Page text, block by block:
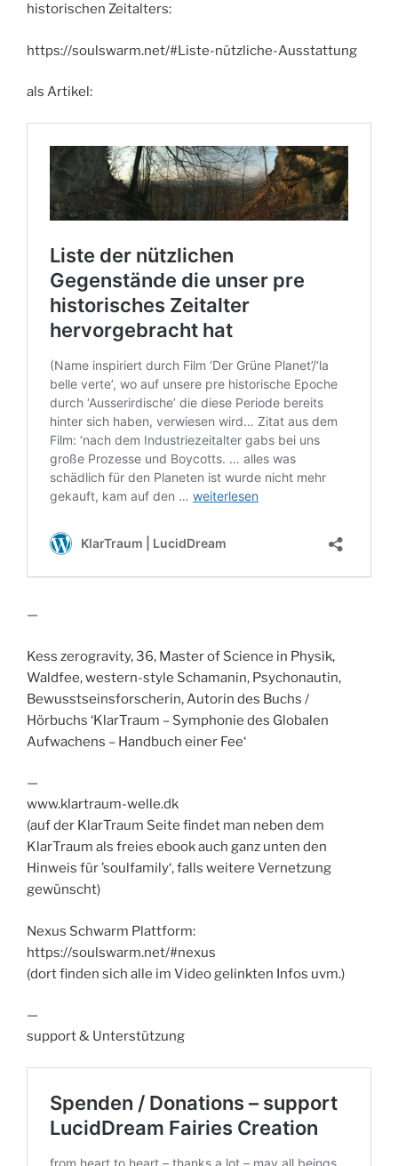
historischen Zeitalters:
https://soulswarm.net/#Liste-nützliche-Ausstattung
als Artikel:
—
Kess zerogravity, 36, Master of Science in Physik,
Waldfee, western-style Schamanin, Psychonautin,
Bewusstseinsforscherin, Autorin des Buchs /
Hörbuchs ‘KlarTraum – Symphonie des Globalen
Aufwachens – Handbuch einer Fee‘
—
www.klartraum-welle.dk
(auf der KlarTraum Seite findet man neben dem
KlarTraum als freies ebook auch ganz unten den
Hinweis für ’soulfamily‘, falls weitere Vernetzung
gewünscht)
Nexus Schwarm Plattform:
https://soulswarm.net/#nexus
(dort finden sich alle im Video gelinkten Infos uvm.)
—
support & Unterstützung